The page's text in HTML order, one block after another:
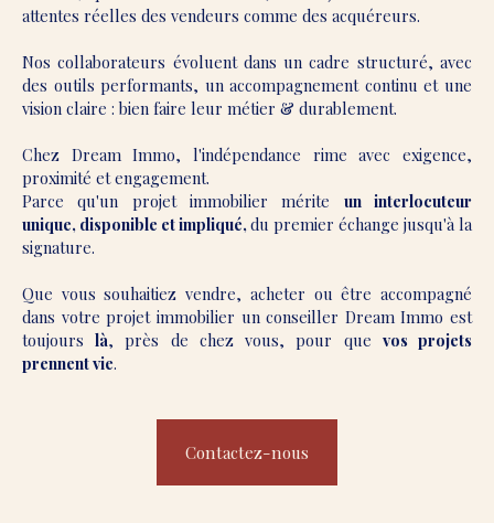
attentes réelles des vendeurs comme des acquéreurs.
Nos collaborateurs évoluent dans un cadre structuré, avec
des outils performants, un accompagnement continu et une
vision claire : bien faire leur métier & durablement.
Chez Dream Immo, l'indépendance rime avec exigence,
proximité et engagement.
Parce qu'un projet immobilier mérite un interlocuteur
unique, disponible et impliqué,du premier échange jusqu'à la
signature.
Que vous souhaitiez vendre, acheter ou être accompagné
dans votre projet immobilier un conseiller Dream Immo est
toujourslà, près de chez vous, pour que vos projets
prennent vie.
Contactez-nous